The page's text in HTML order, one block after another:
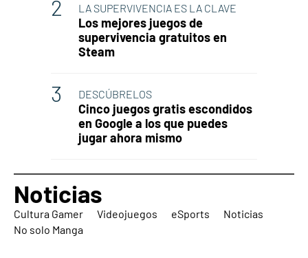
LA SUPERVIVENCIA ES LA CLAVE
Los mejores juegos de
supervivencia gratuitos en
Steam
DESCÚBRELOS
Cinco juegos gratis escondidos
en Google a los que puedes
jugar ahora mismo
Noticias
Cultura Gamer Videojuegos eSports
Noticias
No solo Manga